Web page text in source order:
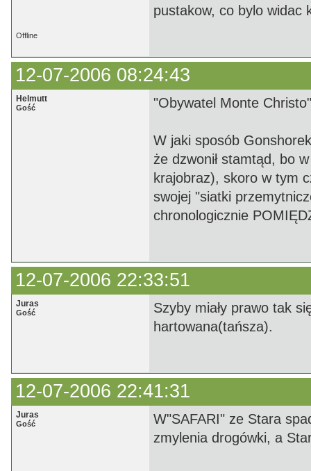
pustakow, co bylo widac
Offline
12-07-2006 08:24:43
Helmutt
Gość "Obywatel Monte Christo"
W jaki sposób
że dzwonił stamtąd, bo
krajobraz), skoro w tym
swojej "siatki
chronologicznie
12-07-2006 22:33:51
Juras
Gość
Szyby miały prawo tak
hartowana(tańsza).
12-07-2006 22:41:31
Juras
Gość
W"SAFARI" ze Stara
zmylenia drogówki, a